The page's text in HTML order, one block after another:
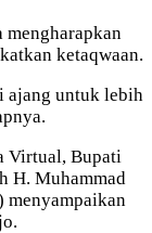
mengharapkan
ketaqwaan.
ajang untuk lebih
Virtual, Bupati
H. Muhammad
menyampaikan